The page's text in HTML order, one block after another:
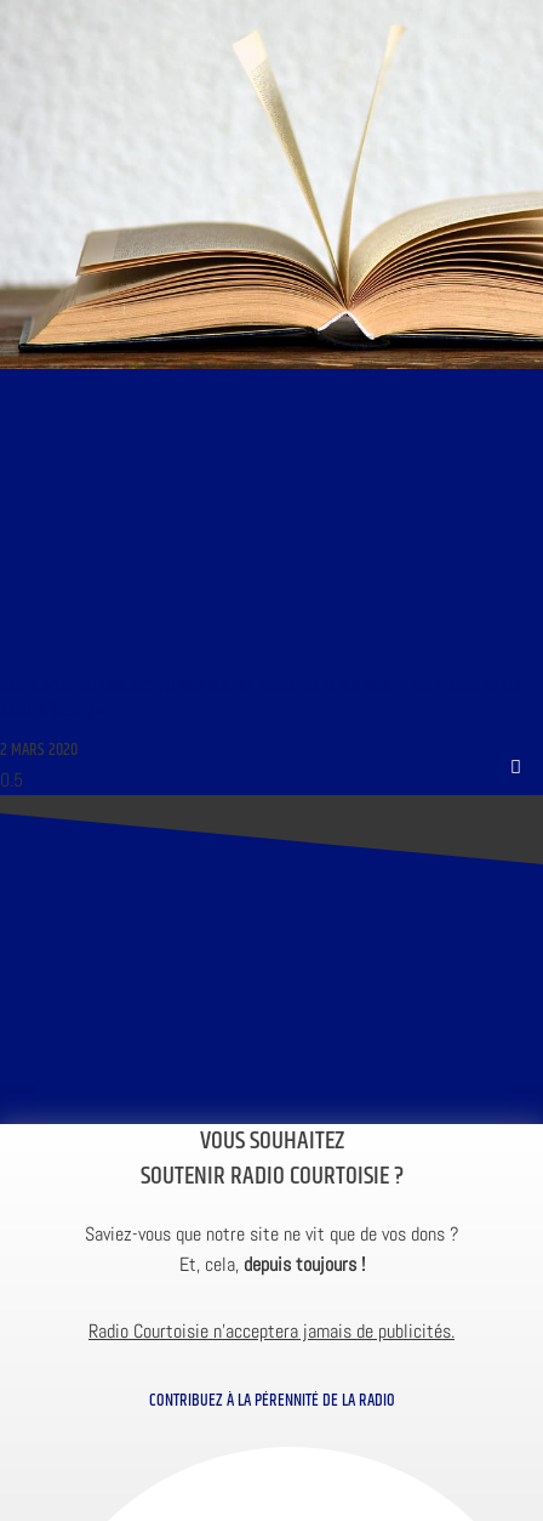
2 MARS 2020
VOUS SOUHAITEZ
SOUTENIR RADIO COURTOISIE ?
Saviez-vous que notre site ne vit que de vos dons ?
Et, cela, depuis toujours !
Radio Courtoisie n’acceptera jamais de publicités.
CONTRIBUEZ À LA PÉRENNITÉ DE LA RADIO